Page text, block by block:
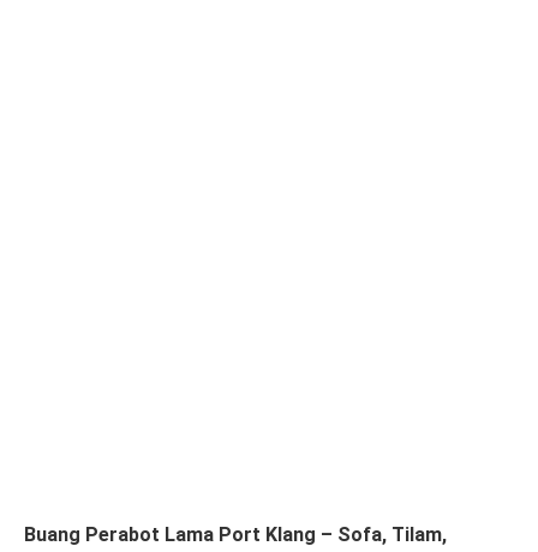
Buang Perabot Lama Port Klang – Sofa, Tilam,